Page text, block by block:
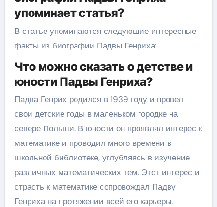
упоминает статья?
В статье упоминаются следующие интересные
факты из биографии Падвы Генриха:
Что можно сказать о детстве и
юности Падвы Генриха?
Падва Генрих родился в 1939 году и провел
свои детские годы в маленьком городке на
севере Польши. В юности он проявлял интерес к
математике и проводил много времени в
школьной библиотеке, углубляясь в изучение
различных математических тем. Этот интерес и
страсть к математике сопровождал Падву
Генриха на протяжении всей его карьеры.